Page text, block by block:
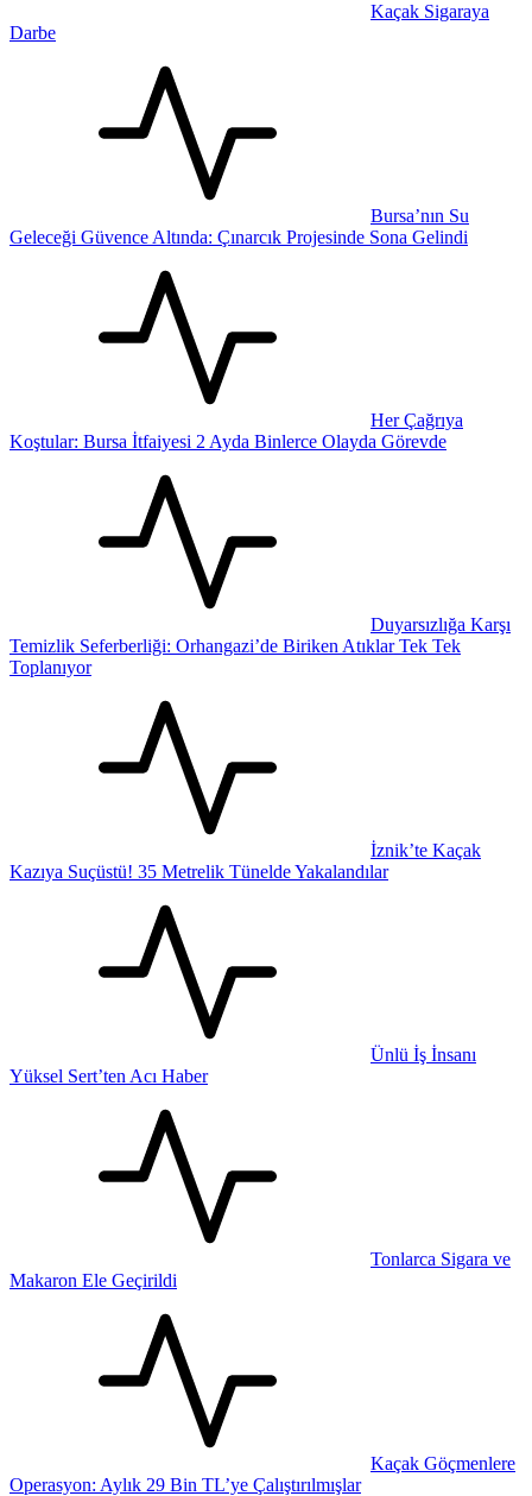
Kaçak Sigaraya
Darbe
Bursa’nın Su
Geleceği Güvence Altında: Çınarcık Projesinde Sona Gelindi
Her Çağrıya
Koştular: Bursa İtfaiyesi 2 Ayda Binlerce Olayda Görevde
Duyarsızlığa Karşı
Temizlik Seferberliği: Orhangazi’de Biriken Atıklar Tek Tek
Toplanıyor
İznik’te Kaçak
Kazıya Suçüstü! 35 Metrelik Tünelde Yakalandılar
Ünlü İş İnsanı
Yüksel Sert’ten Acı Haber
Tonlarca Sigara ve
Makaron Ele Geçirildi
Kaçak Göçmenlere
Operasyon: Aylık 29 Bin TL’ye Çalıştırılmışlar